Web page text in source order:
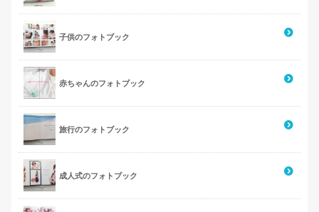
子供のフォトブック
赤ちゃんのフォトブック
旅行のフォトブック
成人式のフォトブック